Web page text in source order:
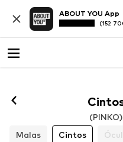
ABOUT YOU App
(152
Malas
Cintos